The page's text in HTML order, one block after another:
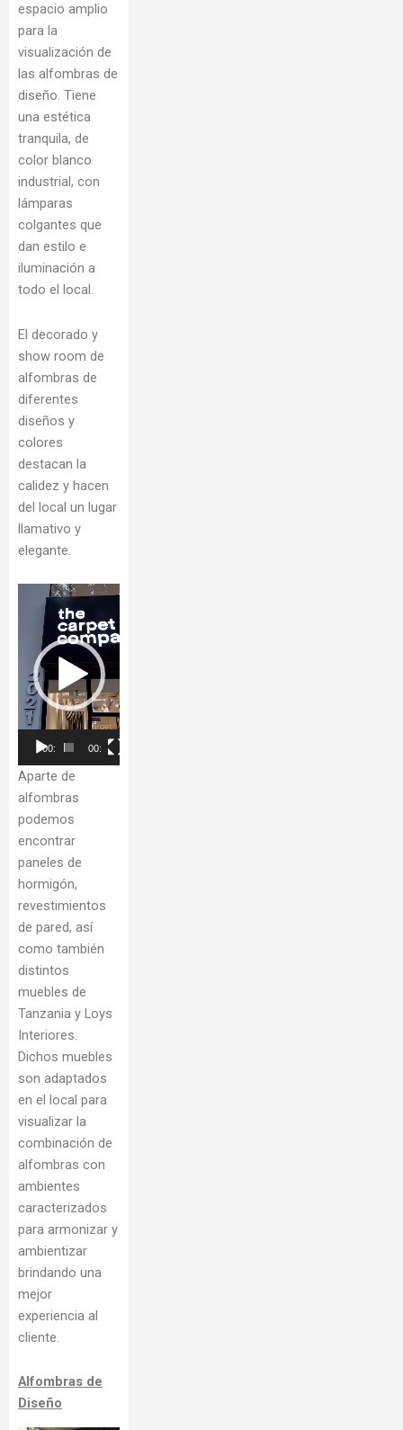
espacio amplio
para la
visualización de
las alfombras de
diseño. Tiene
una estética
tranquila, de
color blanco
industrial, con
lámparas
colgantes que
dan estilo e
iluminación a
todo el local.
El decorado y
show room de
alfombras de
diferentes
diseños y
colores
destacan la
calidez y hacen
del local un lugar
llamativo y
elegante.
Reproductor
vídeo
00:00 00:30
Aparte de
alfombras
podemos
encontrar
paneles de
hormigón,
revestimientos
de pared, así
como también
distintos
muebles de
Tanzania y Loys
Interiores.
Dichos muebles
son adaptados
en el local para
visualizar la
combinación de
alfombras con
ambientes
caracterizados
para armonizar y
ambientizar
brindando una
mejor
experiencia al
cliente.
Alfombras de
Diseño